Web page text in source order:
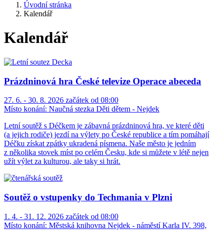
Úvodní stránka
Kalendář
Kalendář
Prázdninová hra České televize Operace abeceda
27. 6. - 30. 8. 2026 začátek od 08:00
Místo konání: Naučná stezka Děti dětem - Nejdek
Letní soutěž s Déčkem je zábavná prázdninová hra, ve které děti
(a jejich rodiče) jezdí na výlety po České republice a tím pomáhají
Déčku získat zpátky ukradená písmena. Naše město je jedním
z několika stovek míst po celém Česku, kde si můžete v létě nejen
užít výlet za kulturou, ale taky si hrát.
Soutěž o vstupenky do Techmania v Plzni
1. 4. - 31. 12. 2026 začátek od 08:00
Místo konání: Městská knihovna Nejdek - náměstí Karla IV. 398,